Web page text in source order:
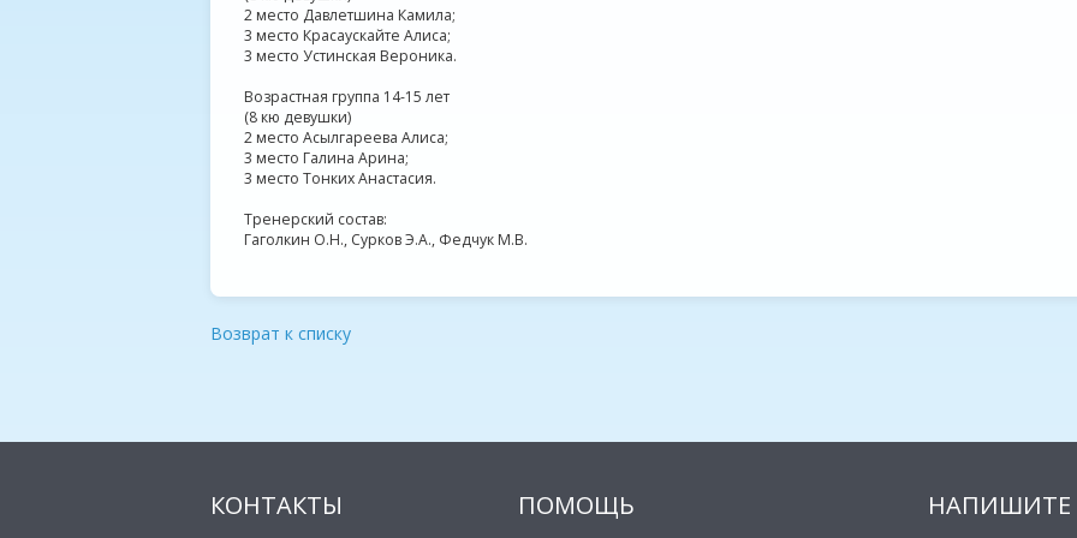
2 место Давлетшина Камила;
3 место Красаускайте Алиса;
3 место Устинская Вероника.
Возрастная группа 14-15 лет
(8 кю девушки)
2 место Асылгареева Алиса;
3 место Галина Арина;
3 место Тонких Анастасия.
Тренерский состав:
Гаголкин О.Н., Сурков Э.А., Федчук М.В.
Возврат к списку
НАПИШИТЕ
ПОМОЩЬ
КОНТАКТЫ